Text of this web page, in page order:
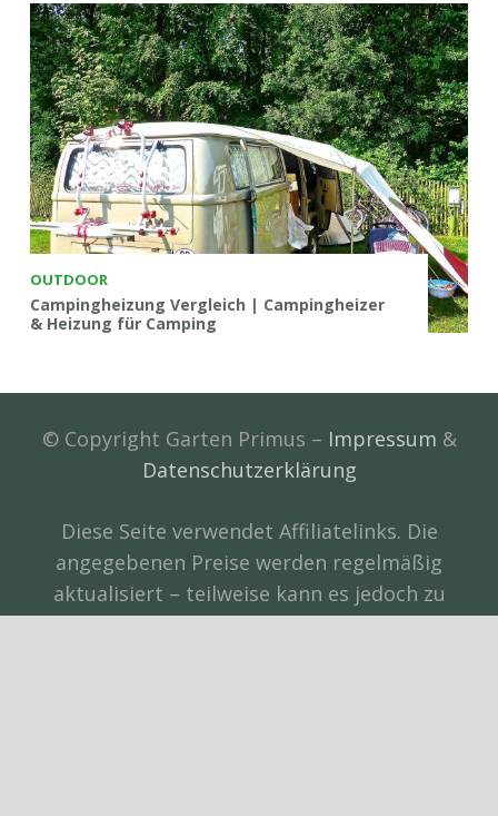
OUTDOOR
Campingheizung Vergleich | Campingheizer
& Heizung für Camping
© Copyright Garten Primus – Impressum &
Datenschutzerklärung
Diese Seite verwendet Affiliatelinks. Die
angegebenen Preise werden regelmäßig
aktualisiert – teilweise kann es jedoch zu
Abweichungen kommen. Bitte prüfen Sie